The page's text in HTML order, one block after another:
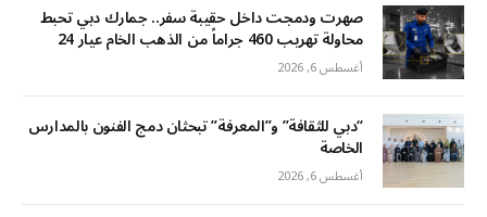
صهرت ودمجت داخل حقيبة سفر.. جمارك دبي تحبط
محاولة تهريب 460 جراماً من الذهب الخام عيار 24
أغسطس 6, 2026
“دبي للثقافة” و”المعرفة” تبحثان دمج الفنون بالمدارس
الخاصة
أغسطس 6, 2026